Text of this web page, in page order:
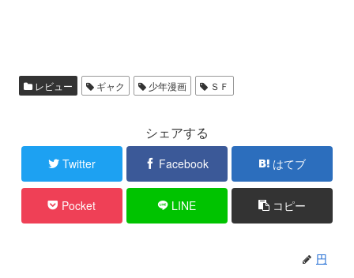
レビュー ギャク 少年漫画 ＳＦ
シェアする
Twitter Facebook はてブ
Pocket LINE コピー
円